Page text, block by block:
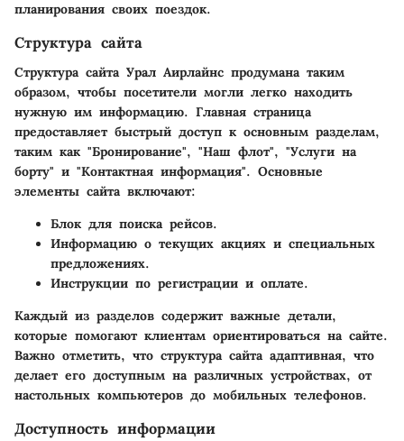
планирования своих поездок.
Структура сайта
Структура сайта Урал Аирлайнс продумана таким
образом, чтобы посетители могли легко находить
нужную им информацию. Главная страница
предоставляет быстрый доступ к основным разделам,
таким как "Бронирование", "Наш флот", "Услуги на
борту" и "Контактная информация". Основные
элементы сайта включают:
Блок для поиска рейсов.
Информацию о текущих акциях и специальных
предложениях.
Инструкции по регистрации и оплате.
Каждый из разделов содержит важные детали,
которые помогают клиентам ориентироваться на сайте.
Важно отметить, что структура сайта адаптивная, что
делает его доступным на различных устройствах, от
настольных компьютеров до мобильных телефонов.
Доступность информации